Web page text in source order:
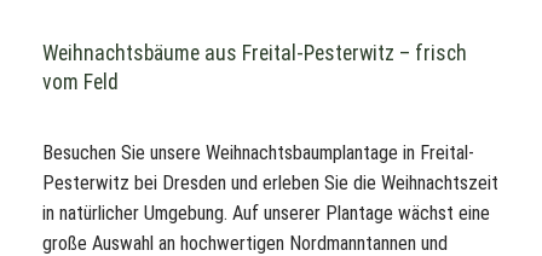
Weihnachtsbäume aus Freital-Pesterwitz – frisch
vom Feld
Besuchen Sie unsere Weihnachtsbaumplantage in Freital-
Pesterwitz bei Dresden und erleben Sie die Weihnachtszeit
in natürlicher Umgebung. Auf unserer Plantage wächst eine
große Auswahl an hochwertigen Nordmanntannen und